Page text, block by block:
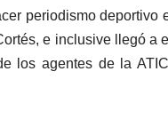
periodismo deportivo
e inclusive llegó a
los agentes de la